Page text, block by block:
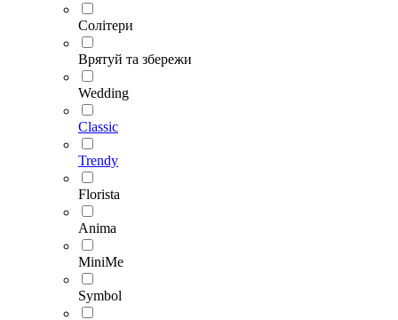
Солітери
Врятуй та збережи
Wedding
Classic
Trendy
Florista
Anima
MiniMe
Symbol